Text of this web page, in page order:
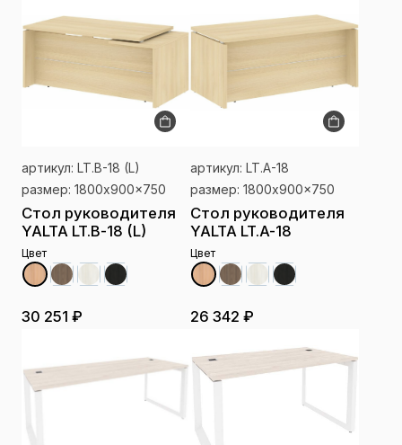
артикул: LT.B-18 (L)
размер: 1800x900x750
Стол руководителя
YALTA LT.B-18 (L)
Цвет
30 251 ₽
артикул: LT.A-18
размер: 1800x900x750
Стол руководителя
YALTA LT.A-18
Цвет
26 342 ₽